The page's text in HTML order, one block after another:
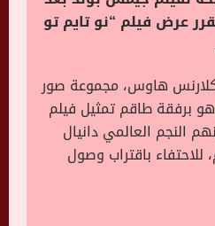
عرض فيلم “نو تايم تو
هاوس، مجموعة صور
وهو برفقة طاقم تمثيل فيلم
النجم العالمي دانيال
للاحتفاء باقتراب وصول